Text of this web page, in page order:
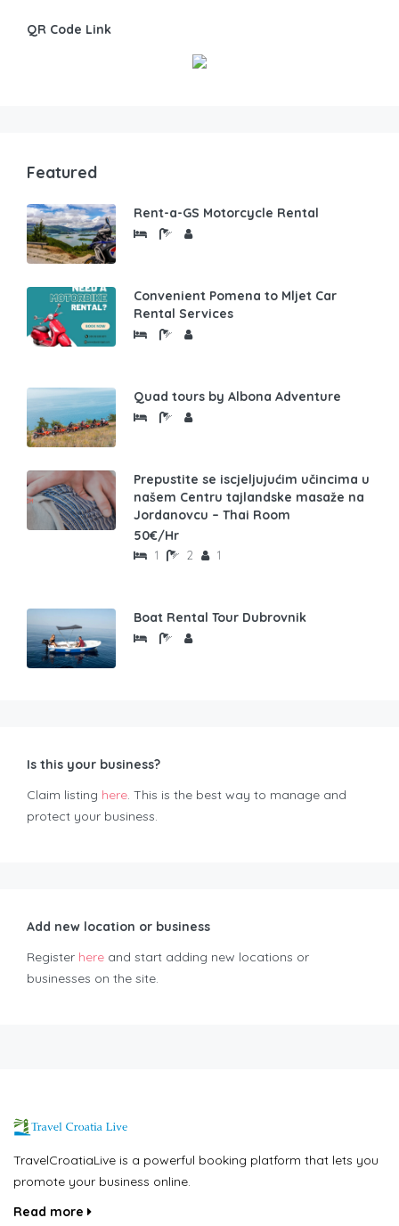
QR Code Link
Featured
Rent-a-GS Motorcycle Rental
Convenient Pomena to Mljet Car
Rental Services
Quad tours by Albona Adventure
Prepustite se iscjeljujućim učincima u
našem Centru tajlandske masaže na
Jordanovcu – Thai Room
50€/Hr
1 2 1
Boat Rental Tour Dubrovnik
Is this your business?
Claim listing here. This is the best way to manage and
protect your business.
Add new location or business
Register here and start adding new locations or
businesses on the site.
TravelCroatiaLive is a powerful booking platform that lets you
promote your business online.
Read more